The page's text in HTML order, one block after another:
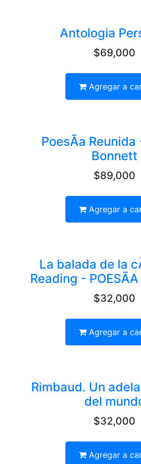
Antologia
$69,000
Agregar a
PoesÃ­a Reunida
Bonnett
$89,000
Agregar a
La balada de la
Reading -
$32,000
Agregar a
Rimbaud. Un
del
$32,000
Agregar a